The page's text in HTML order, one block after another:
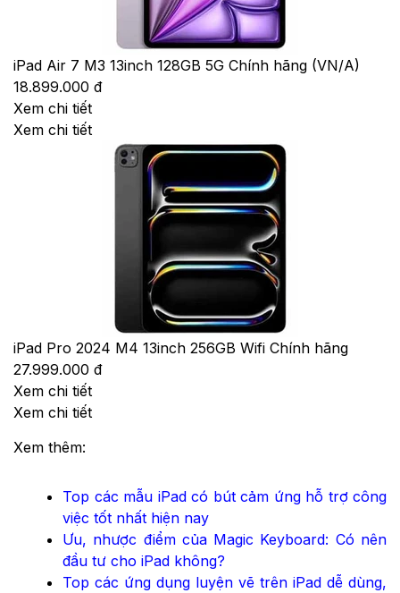
iPad Air 7 M3 13inch 128GB 5G Chính hãng (VN/A)
18.899.000 đ
Xem chi tiết
Xem chi tiết
iPad Pro 2024 M4 13inch 256GB Wifi Chính hãng
27.999.000 đ
Xem chi tiết
Xem chi tiết
Xem thêm:
Top các mẫu iPad có bút cảm ứng hỗ trợ công
việc tốt nhất hiện nay
Ưu, nhược điểm của Magic Keyboard: Có nên
đầu tư cho iPad không?
Top các ứng dụng luyện vẽ trên iPad dễ dùng,